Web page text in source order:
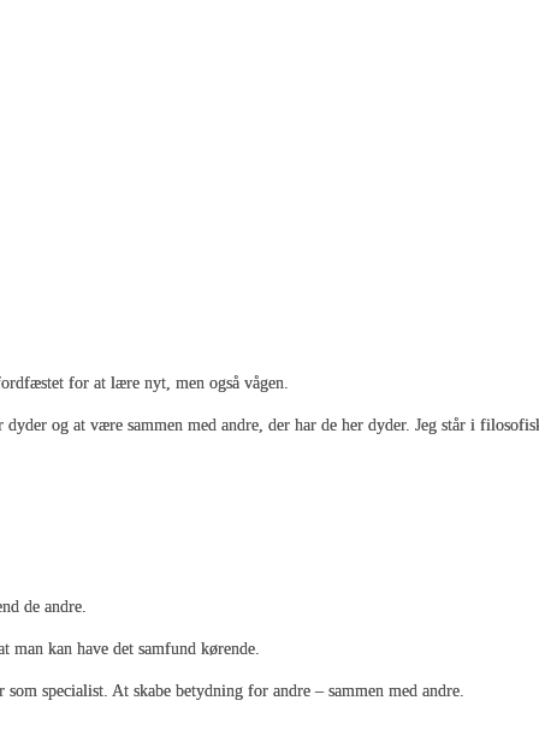
for at lære nyt, men også vågen.
og at være sammen med andre, der har de her dyder. Jeg står i
de andre.
man kan have det samfund kørende.
specialist. At skabe betydning for andre – sammen med andre.